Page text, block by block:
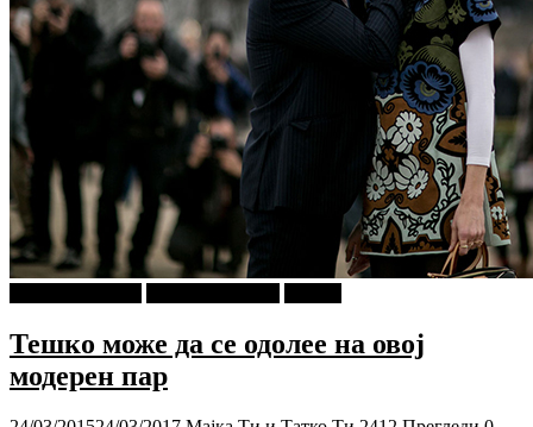
Тешко може да се одолее на овој
модерен пар